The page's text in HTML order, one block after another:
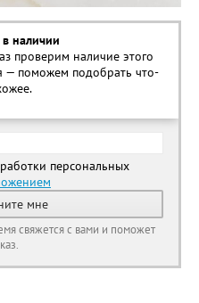
наличии
проверим наличие этого
— поможем подобрать что-
персональных
мне
свяжется с вами и поможет